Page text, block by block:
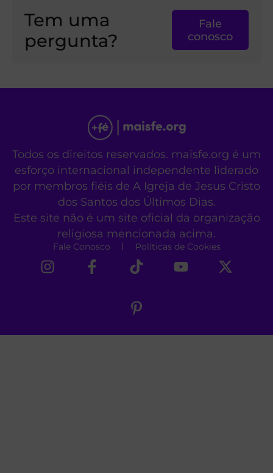
Tem uma
pergunta?
Fale
conosco
Todos os direitos reservados. maisfe.org é um
esforço internacional independente liderado
por membros fiéis de A Igreja de Jesus Cristo
dos Santos dos Últimos Dias.
Este site não é um site oficial da organização
religiosa mencionada acima.
Fale Conosco Políticas de Cookies